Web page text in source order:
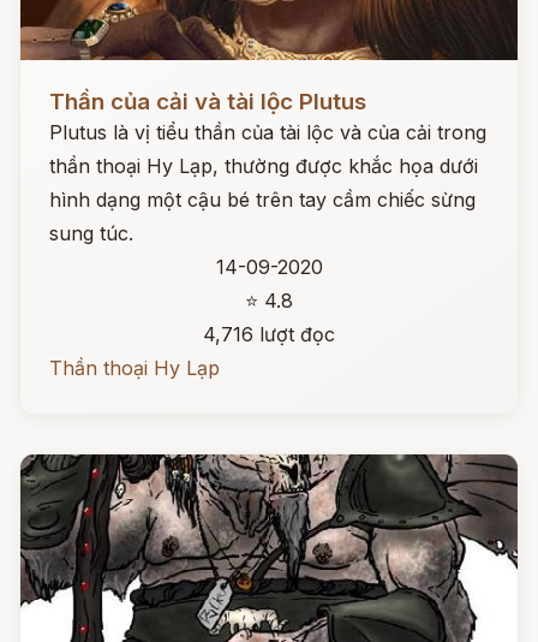
Đọc ngay
Thần của cải và tài lộc Plutus
Plutus là vị tiểu thần của tài lộc và của cải trong
thần thoại Hy Lạp, thường được khắc họa dưới
hình dạng một cậu bé trên tay cầm chiếc sừng
sung túc.
14-09-2020
⭐ 4.8
4,716 lượt đọc
Thần thoại Hy Lạp